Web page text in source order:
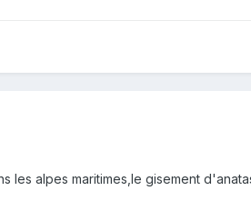
les alpes maritimes,le gisement